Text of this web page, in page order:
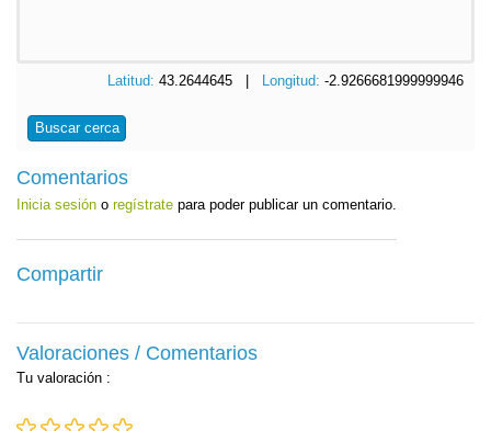
Latitud: 43.2644645 | Longitud: -2.9266681999999946
Buscar cerca
Comentarios
Inicia sesión o regístrate para poder publicar un comentario.
Compartir
Valoraciones / Comentarios
Tu valoración :